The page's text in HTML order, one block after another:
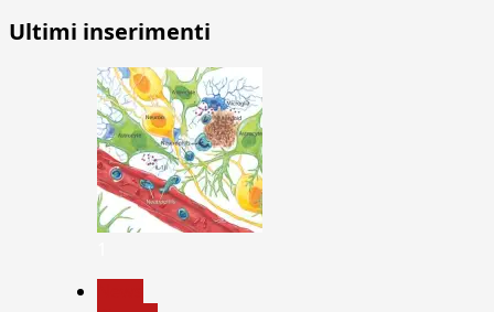
Ultimi inserimenti